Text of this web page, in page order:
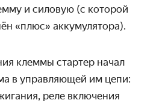
и силовую (с которой
«плюс» аккумулятора).
клеммы стартер начал
в управляющей им цепи:
реле включения